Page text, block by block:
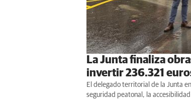
La Junta finaliza
invertir 236.321
El delegado territorial de la Junta
seguridad peatonal, la